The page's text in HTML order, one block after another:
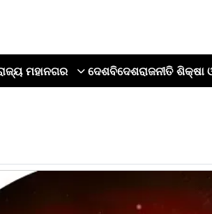
ମହାନଗର ଦେଶବିଦେଶରାଜନୀତି ଶିକ୍ଷା